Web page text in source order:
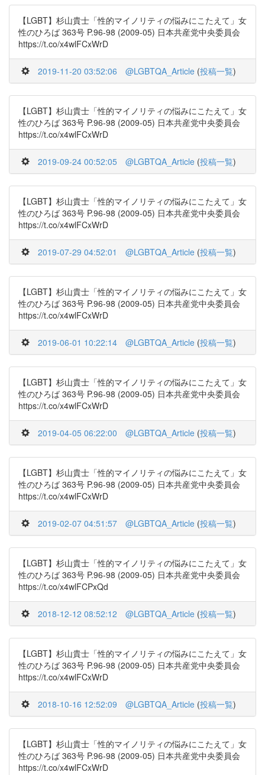
【LGBT】杉山貴士「性的マイノリティの悩みにこたえて」女
性のひろば 363号 P.96-98 (2009-05) 日本共産党中央委員会
https://t.co/x4wlFCxWrD
2019-11-20 03:52:06 @LGBTQA_Article (投稿一覧)
【LGBT】杉山貴士「性的マイノリティの悩みにこたえて」女
性のひろば 363号 P.96-98 (2009-05) 日本共産党中央委員会
https://t.co/x4wlFCxWrD
2019-09-24 00:52:05 @LGBTQA_Article (投稿一覧)
【LGBT】杉山貴士「性的マイノリティの悩みにこたえて」女
性のひろば 363号 P.96-98 (2009-05) 日本共産党中央委員会
https://t.co/x4wlFCxWrD
2019-07-29 04:52:01 @LGBTQA_Article (投稿一覧)
【LGBT】杉山貴士「性的マイノリティの悩みにこたえて」女
性のひろば 363号 P.96-98 (2009-05) 日本共産党中央委員会
https://t.co/x4wlFCxWrD
2019-06-01 10:22:14 @LGBTQA_Article (投稿一覧)
【LGBT】杉山貴士「性的マイノリティの悩みにこたえて」女
性のひろば 363号 P.96-98 (2009-05) 日本共産党中央委員会
https://t.co/x4wlFCxWrD
2019-04-05 06:22:00 @LGBTQA_Article (投稿一覧)
【LGBT】杉山貴士「性的マイノリティの悩みにこたえて」女
性のひろば 363号 P.96-98 (2009-05) 日本共産党中央委員会
https://t.co/x4wlFCxWrD
2019-02-07 04:51:57 @LGBTQA_Article (投稿一覧)
【LGBT】杉山貴士「性的マイノリティの悩みにこたえて」女
性のひろば 363号 P.96-98 (2009-05) 日本共産党中央委員会
https://t.co/x4wlFCPxQd
2018-12-12 08:52:12 @LGBTQA_Article (投稿一覧)
【LGBT】杉山貴士「性的マイノリティの悩みにこたえて」女
性のひろば 363号 P.96-98 (2009-05) 日本共産党中央委員会
https://t.co/x4wlFCxWrD
2018-10-16 12:52:09 @LGBTQA_Article (投稿一覧)
【LGBT】杉山貴士「性的マイノリティの悩みにこたえて」女
性のひろば 363号 P.96-98 (2009-05) 日本共産党中央委員会
https://t.co/x4wlFCxWrD